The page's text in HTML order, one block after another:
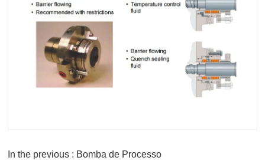
In the previous : Bomba de Processo